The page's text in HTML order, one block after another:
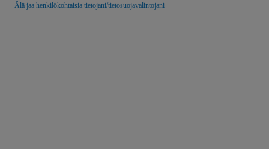
Älä jaa henkilökohtaisia tietojani/tietosuojavalintojani